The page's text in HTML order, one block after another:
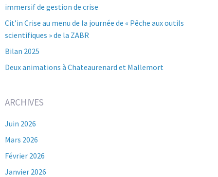
immersif de gestion de crise
Cit’in Crise au menu de la journée de « Pêche aux outils
scientifiques » de la ZABR
Bilan 2025
Deux animations à Chateaurenard et Mallemort
ARCHIVES
Juin 2026
Mars 2026
Février 2026
Janvier 2026